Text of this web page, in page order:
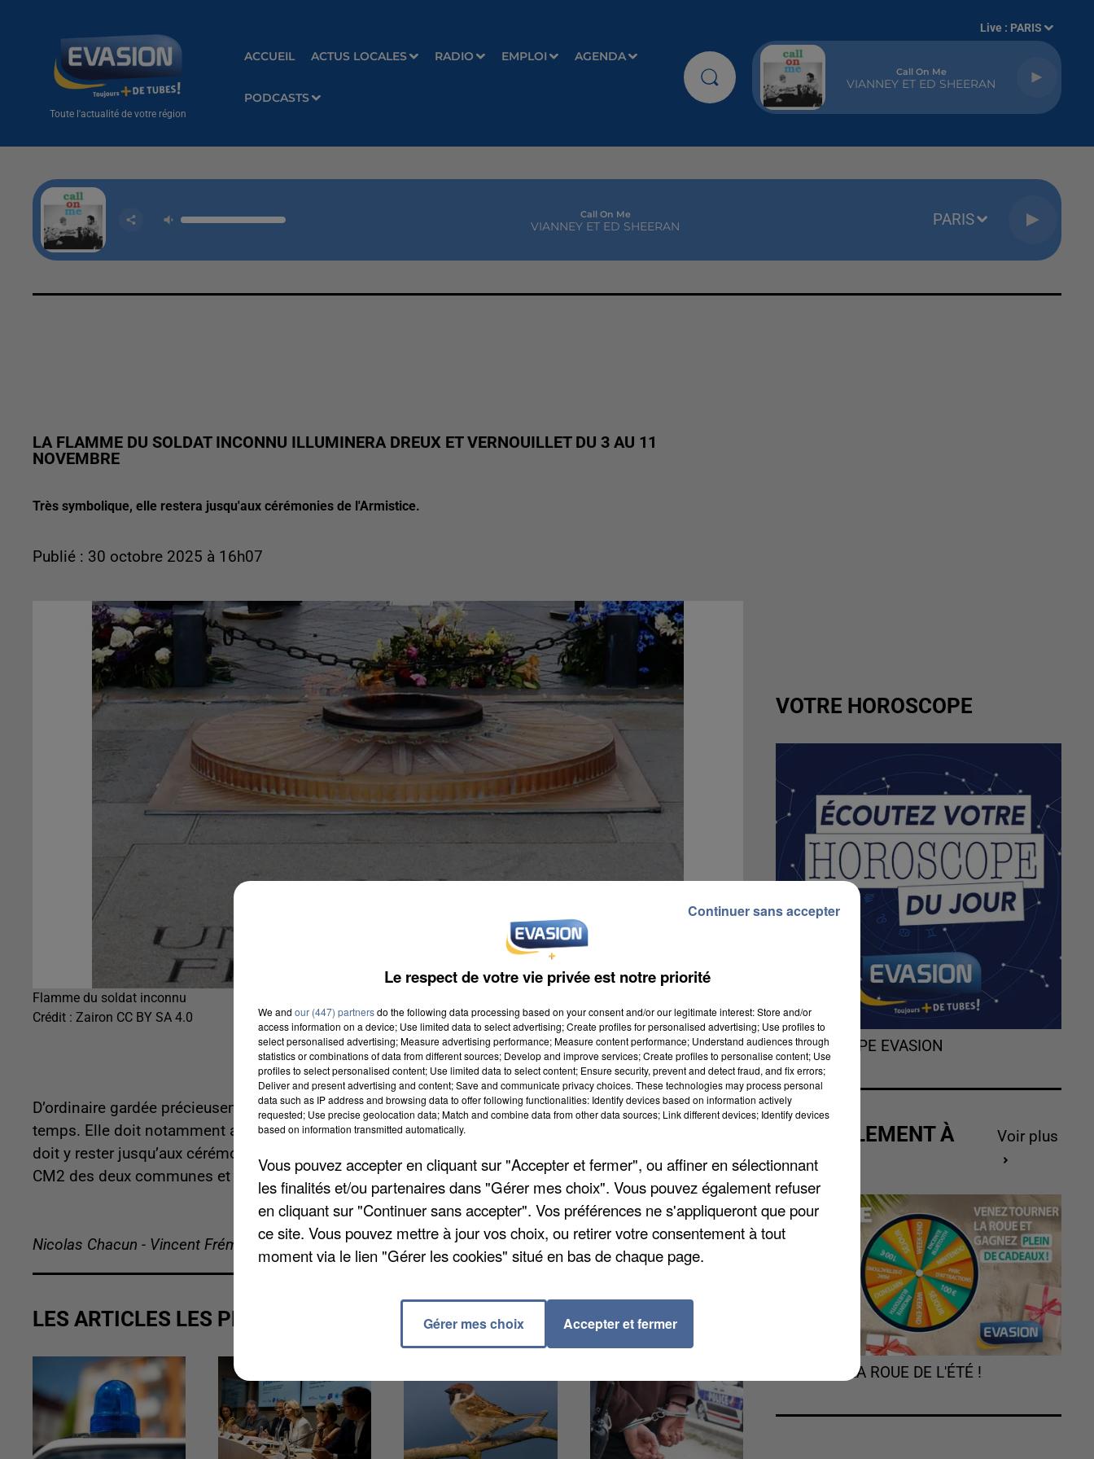
Toute l'actualité de votre région
ACCUEIL ACTUS LOCALES RADIO EMPLOI AGENDA
PODCASTS
Live : PARIS
Call On Me
VIANNEY ET ED SHEERAN
Call On Me
VIANNEY ET ED SHEERAN PARIS
LA FLAMME DU SOLDAT INCONNU ILLUMINERA DREUX ET VERNOUILLET DU 3 AU 11
NOVEMBRE
Très symbolique, elle restera jusqu'aux cérémonies de l'Armistice.
Publié : 30 octobre 2025 à 16h07
Flamme du soldat inconnu
Crédit : Zairon CC BY SA 4.0
D’ordinaire gardée précieusement à Paris sous l’Arc de Triomphe, la flamme se déplace de temps en
temps. Elle doit notamment arriver à Dreux et Vernouillet à partir de la soirée du lundi 3 novembre et
doit y rester jusqu’aux cérémonies du 11. La flamme passera notamment dans toutes les classes de
CM2 des deux communes et illuminera les cérémonies officielles.
Nicolas Chacun - Vincent Frémeaux
LES ARTICLES LES PLUS VUS
VOTRE HOROSCOPE
L'HOROSCOPE EVASION
ACTUELLEMENT À
GAGNER
Voir plus
TOURNEZ LA ROUE DE L'ÉTÉ !
Le respect de votre vie privée est notre priorité
We and our (447) partnersdo the following data processing based on your consent and/or our legitimate interest: Store and/or
access information on a device; Use limited data to select advertising; Create profiles for personalised advertising; Use profiles to
select personalised advertising; Measure advertising performance; Measure content performance; Understand audiences through
statistics or combinations of data from different sources; Develop and improve services; Create profiles to personalise content; Use
profiles to select personalised content; Use limited data to select content; Ensure security, prevent and detect fraud, and fix errors;
Deliver and present advertising and content; Save and communicate privacy choices. These technologies may process personal
data such as IP address and browsing data to offer following functionalities: Identify devices based on information actively
requested; Use precise geolocation data; Match and combine data from other data sources; Link different devices; Identify devices
based on information transmitted automatically.
Vous pouvez accepter en cliquant sur "Accepter et fermer", ou affiner en sélectionnant
les finalités et/ou partenaires dans "Gérer mes choix". Vous pouvez également refuser
en cliquant sur "Continuer sans accepter". Vos préférences ne s'appliqueront que pour
ce site. Vous pouvez mettre à jour vos choix, ou retirer votre consentement à tout
moment via le lien "Gérer les cookies" situé en bas de chaque page.
Gérer mes choix Accepter et fermer
Continuer sans accepter